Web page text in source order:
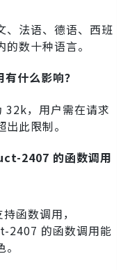
、法语、德语、西班
数十种语言。
什么影响？
，用户需在请求
此限制。
2407 的函数调用
函数调用，
的函数调用能